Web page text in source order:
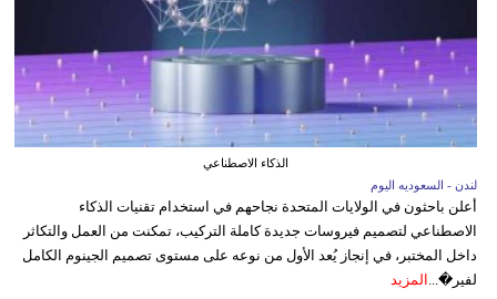
الذكاء الاصطناعي
لندن - السعوديه اليوم
أعلن باحثون في الولايات المتحدة نجاحهم في استخدام تقنيات الذكاء
الاصطناعي لتصميم فيروسات جديدة كاملة التركيب، تمكنت من العمل والتكاثر
داخل المختبر، في إنجاز يُعد الأول من نوعه على مستوى تصميم الجينوم الكامل
لفير�... المزيد